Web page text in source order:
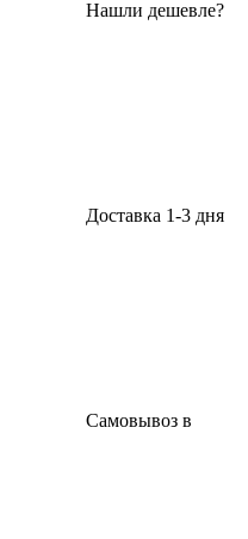
Нашли дешевле?
Доставка 1-3 дня
Самовывоз в